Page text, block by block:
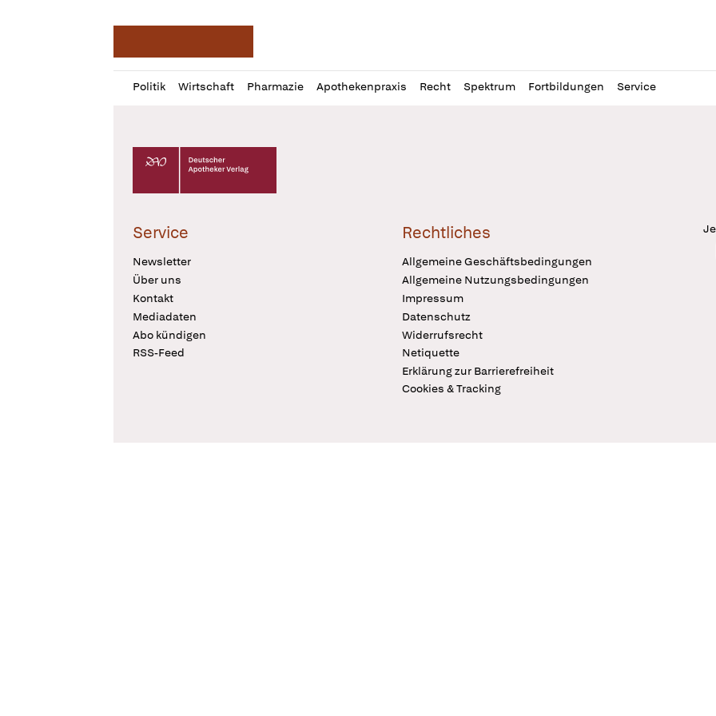
Politik Wirtschaft Pharmazie Apothekenpraxis Recht Spektrum Fortbildungen Service
Profil
öffnen
Daz
Pur
Deutscher Apotheker Verlag Logo
Service
Newsletter
Über uns
Kontakt
Mediadaten
Abo kündigen
RSS-Feed
Rechtliches
Allgemeine Geschäftsbedingungen
Allgemeine Nutzungsbedingungen
Impressum
Datenschutz
Widerrufsrecht
Netiquette
Erklärung zur Barrierefreiheit
Cookies & Tracking